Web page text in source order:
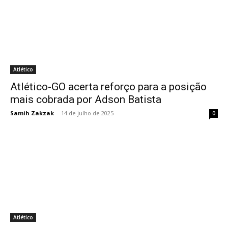
Atlético
Atlético-GO acerta reforço para a posição
mais cobrada por Adson Batista
Samih Zakzak - 14 de julho de 2025 0
Atlético